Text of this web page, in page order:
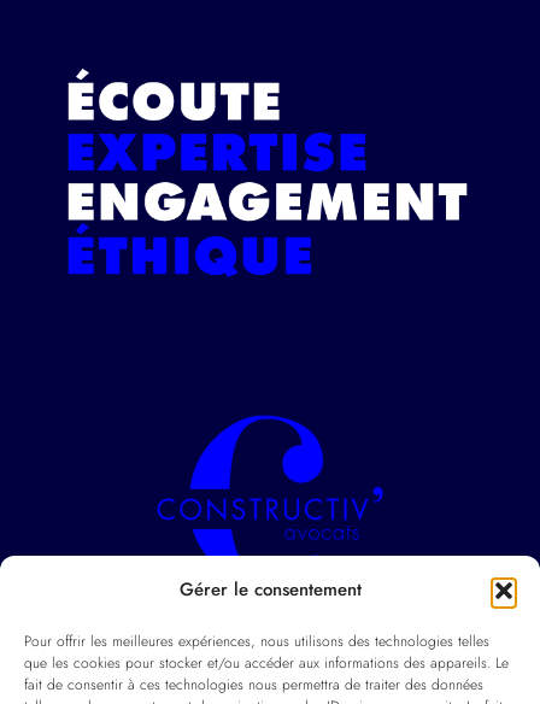
Gérer le consentement
Pour offrir les meilleures expériences, nous utilisons des technologies telles
que les cookies pour stocker et/ou accéder aux informations des appareils. Le
fait de consentir à ces technologies nous permettra de traiter des données
211 Rue Duguesclin
69003 Lyon